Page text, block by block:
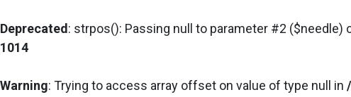
Deprecated : strpos(): Passing null to parameter #2 ($needle)
1014
Warning: Trying to access array offset on value of type null in